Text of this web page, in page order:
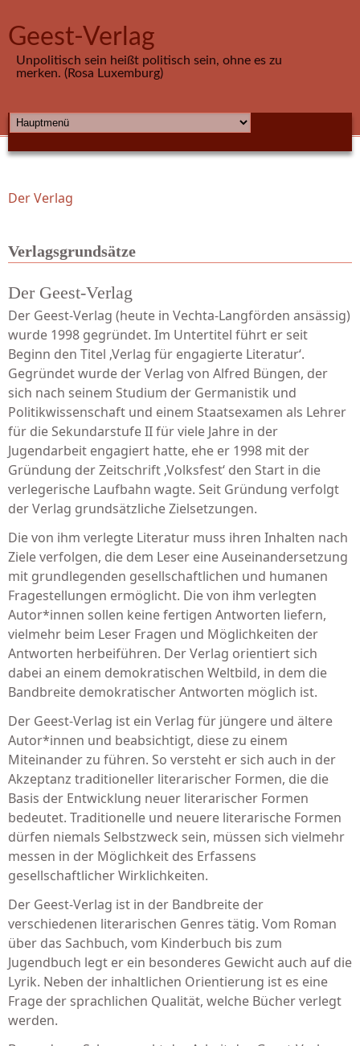
Geest-Verlag
Unpolitisch sein heißt politisch sein, ohne es zu
merken. (Rosa Luxemburg)
HAUPTMENÜ
Sie sind hier
Der Verlag
Verlagsgrundsätze
Der Geest-Verlag
Der Geest-Verlag (heute in Vechta-Langförden ansässig)
wurde 1998 gegründet. Im Untertitel führt er seit
Beginn den Titel ‚Verlag für engagierte Literatur‘.
Gegründet wurde der Verlag von Alfred Büngen, der
sich nach seinem Studium der Germanistik und
Politikwissenschaft und einem Staatsexamen als Lehrer
für die Sekundarstufe II für viele Jahre in der
Jugendarbeit engagiert hatte, ehe er 1998 mit der
Gründung der Zeitschrift ‚Volksfest‘ den Start in die
verlegerische Laufbahn wagte. Seit Gründung verfolgt
der Verlag grundsätzliche Zielsetzungen.
Die von ihm verlegte Literatur muss ihren Inhalten nach
Ziele verfolgen, die dem Leser eine Auseinandersetzung
mit grundlegenden gesellschaftlichen und humanen
Fragestellungen ermöglicht. Die von ihm verlegten
Autor*innen sollen keine fertigen Antworten liefern,
vielmehr beim Leser Fragen und Möglichkeiten der
Antworten herbeiführen. Der Verlag orientiert sich
dabei an einem demokratischen Weltbild, in dem die
Bandbreite demokratischer Antworten möglich ist.
Der Geest-Verlag ist ein Verlag für jüngere und ältere
Autor*innen und beabsichtigt, diese zu einem
Miteinander zu führen. So versteht er sich auch in der
Akzeptanz traditioneller literarischer Formen, die die
Basis der Entwicklung neuer literarischer Formen
bedeutet. Traditionelle und neuere literarische Formen
dürfen niemals Selbstzweck sein, müssen sich vielmehr
messen in der Möglichkeit des Erfassens
gesellschaftlicher Wirklichkeiten.
Der Geest-Verlag ist in der Bandbreite der
verschiedenen literarischen Genres tätig. Vom Roman
über das Sachbuch, vom Kinderbuch bis zum
Jugendbuch legt er ein besonderes Gewicht auch auf die
Lyrik. Neben der inhaltlichen Orientierung ist es eine
Frage der sprachlichen Qualität, welche Bücher verlegt
werden.